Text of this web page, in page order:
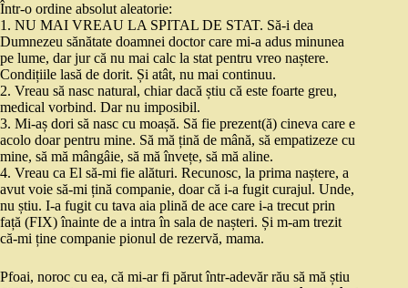
Într-o ordine absolut aleatorie:
1. NU MAI VREAU LA SPITAL DE STAT. Să-i dea
Dumnezeu sănătate doamnei doctor care mi-a adus minunea
pe lume, dar jur că nu mai calc la stat pentru vreo naștere.
Condițiile lasă de dorit. Și atât, nu mai continuu.
2. Vreau să nasc natural, chiar dacă știu că este foarte greu,
medical vorbind. Dar nu imposibil.
3. Mi-aș dori să nasc cu moașă. Să fie prezent(ă) cineva care e
acolo doar pentru mine. Să mă țină de mână, să empatizeze cu
mine, să mă mângâie, să mă învețe, să mă aline.
4. Vreau ca El să-mi fie alături. Recunosc, la prima naștere, a
avut voie să-mi țină companie, doar că i-a fugit curajul. Unde,
nu știu. I-a fugit cu tava aia plină de ace care i-a trecut prin
față (FIX) înainte de a intra în sala de nașteri. Și m-am trezit
că-mi ține companie pionul de rezervă, mama.
Pfoai, noroc cu ea, că mi-ar fi părut într-adevăr rău să mă știu